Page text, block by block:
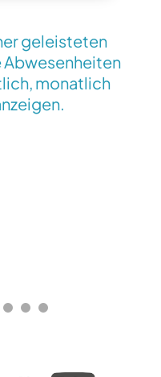
geleisteten
monatlich